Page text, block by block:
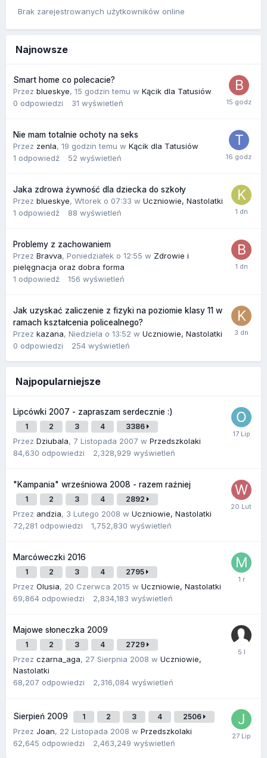
Brak zarejestrowanych użytkowników online
Najnowsze
Smart home co polecacie?
Przez blueskye, 15 godzin temu w Kącik dla Tatusiów
0 odpowiedzi 31 wyświetleń
Nie mam totalnie ochoty na seks
Przez zenla, 19 godzin temu w Kącik dla Tatusiów
1 odpowiedź 52 wyświetleń
Jaka zdrowa żywność dla dziecka do szkoły
Przez blueskye, Wtorek o 07:33 w Uczniowie, Nastolatki
1 odpowiedź 88 wyświetleń
Problemy z zachowaniem
Przez Bravva, Poniedziałek o 12:55 w Zdrowie i
pielęgnacja oraz dobra forma
1 odpowiedź 156 wyświetleń
Jak uzyskać zaliczenie z fizyki na poziomie klasy 11 w
ramach kształcenia policealnego?
Przez kazana, Niedziela o 13:52 w Uczniowie, Nastolatki
0 odpowiedzi 254 wyświetleń
Najpopularniejsze
Lipcówki 2007 - zapraszam serdecznie :)
1 2 3 4 3386
Przez Dziubala, 7 Listopada 2007 w Przedszkolaki
84,630 odpowiedzi 2,328,929 wyświetleń
"Kampania" wrześniowa 2008 - razem raźniej
1 2 3 4 2892
Przez andzia, 3 Lutego 2008 w Uczniowie, Nastolatki
72,281 odpowiedzi 1,752,830 wyświetleń
Marcóweczki 2016
1 2 3 4 2795
Przez Olusia, 20 Czerwca 2015 w Uczniowie, Nastolatki
69,864 odpowiedzi 2,834,183 wyświetleń
Majowe słoneczka 2009
1 2 3 4 2729
Przez czarna_aga, 27 Sierpnia 2008 w Uczniowie,
Nastolatki
68,207 odpowiedzi 2,316,084 wyświetleń
Sierpień 2009 1 2 3 4 2506
Przez Joan, 22 Listopada 2008 w Przedszkolaki
62,645 odpowiedzi 2,463,249 wyświetleń